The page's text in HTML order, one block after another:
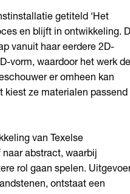
getiteld ‘Het
en blijft in ontwikkeling.
vanuit haar eerdere 2D-
vorm, waardoor het werk de
er omheen kan
kiest ze materialen passend
van Texelse
abstract, waarbij
rol gaan spelen.
ontstaat een